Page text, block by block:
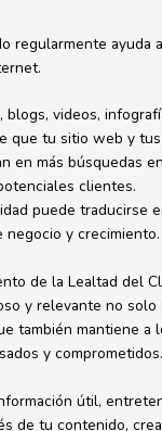
regularmente ayuda
blogs, videos,
que tu sitio web y
en más búsquedas
clientes.
puede traducirse
negocio y crecimiento.
de la Lealtad del
y relevante no solo
también mantiene a
y comprometidos.
útil,
de tu contenido,